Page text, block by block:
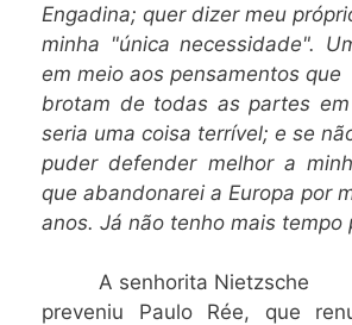
Engadina; quer dizer meu
minha "única necessidade".
em meio aos pensamentos que
brotam de todas as partes
seria uma coisa terrível; e se
puder defender melhor a
que abandonarei a Europa por
anos. Já não tenho mais tempo
A senhorita Nietzsche
preveniu Paulo Rée, que